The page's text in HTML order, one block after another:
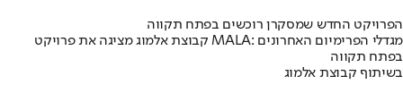
הפרויקט החדש שמסקרן רוכשים בפתח תקווה
קבוצת אלמוג מציגה את פרויקט MALA: מגדלי הפרימיום האחרונים
בפתח תקווה
בשיתוף קבוצת אלמוג